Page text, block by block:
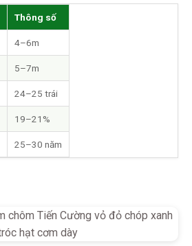
Thông số
4–6m
5–7m
24–25 trái
19–21%
25–30 năm